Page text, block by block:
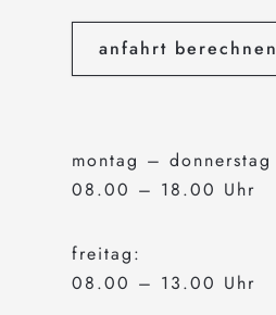
anfahrt berechnen
montag – donnerstag
08.00 – 18.00 Uhr
freitag:
08.00 – 13.00 Uhr